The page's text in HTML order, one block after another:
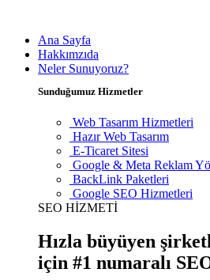
Ana Sayfa
Hakkımzıda
Neler Sunuyoruz?
Sunduğumuz Hizmetler
Web Tasarım Hizmetleri
Hazır Web Tasarım
E-Ticaret Sitesi
Google & Meta Reklam
BackLink Paketleri
Google SEO Hizmetleri
SEO HİZMETİ
Hızla büyüyen
için #1 numaralı